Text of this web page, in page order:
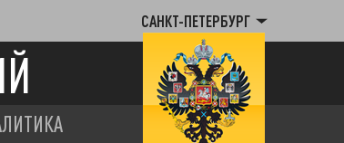
САНКТ-ПЕТЕРБУРГ